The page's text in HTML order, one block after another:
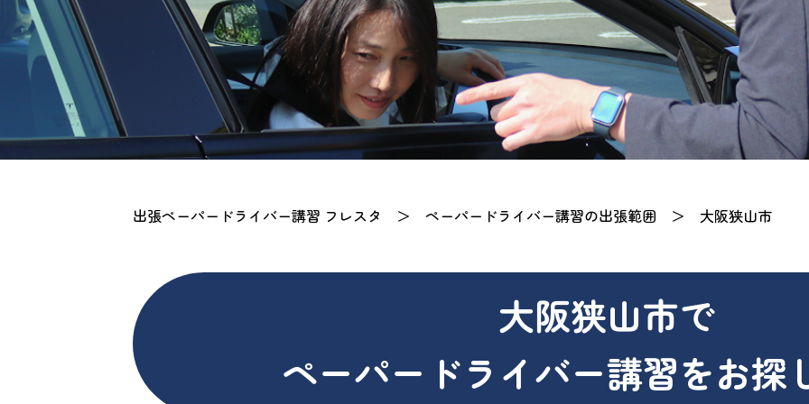
出張ペーパードライバー講習 フレスタ ＞ ペーパードライバー講習の出張範囲 ＞ 大阪狭山市
大阪狭山市で
ペーパードライバー講習をお探